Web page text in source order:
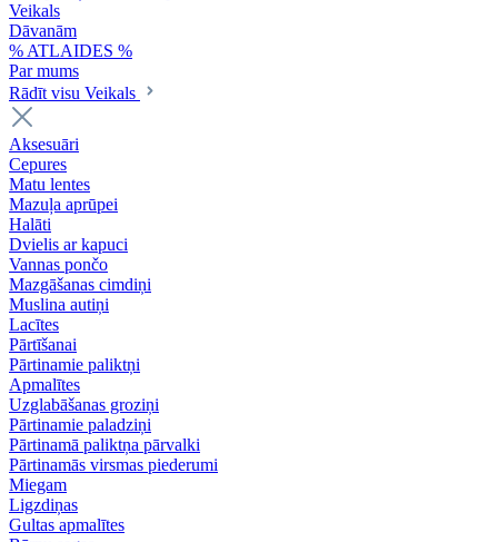
Veikals
Dāvanām
% ATLAIDES %
Par mums
Rādīt visu Veikals
Aksesuāri
Cepures
Matu lentes
Mazuļa aprūpei
Halāti
Dvielis ar kapuci
Vannas pončo
Mazgāšanas cimdiņi
Muslina autiņi
Lacītes
Pārtīšanai
Pārtinamie paliktņi
Apmalītes
Uzglabāšanas groziņi
Pārtinamie paladziņi
Pārtinamā paliktņa pārvalki
Pārtinamās virsmas piederumi
Miegam
Ligzdiņas
Gultas apmalītes